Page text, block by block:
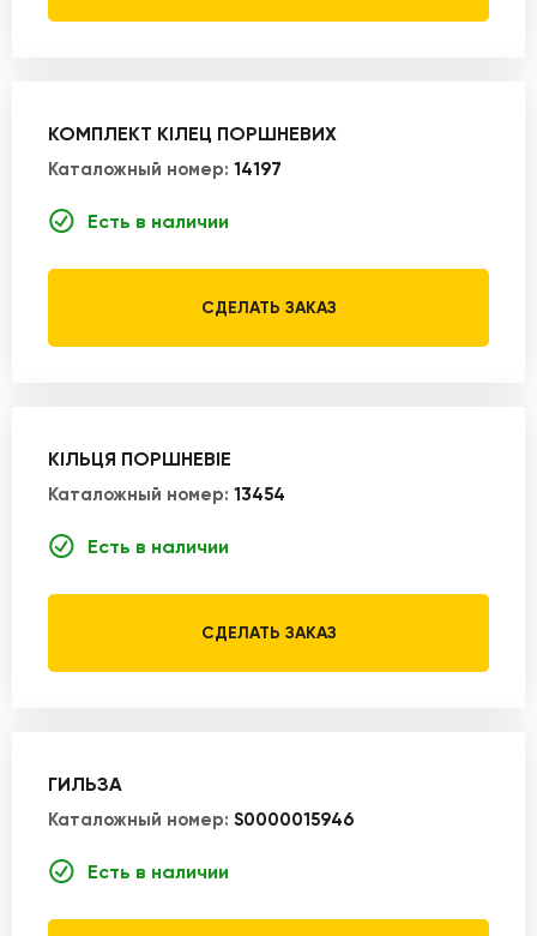
КОМПЛЕКТ КІЛЕЦ ПОРШНЕВИХ
Каталожный номер: 14197
Есть в наличии
СДЕЛАТЬ ЗАКАЗ
КІЛЬЦЯ ПОРШНЕВІЕ
Каталожный номер: 13454
Есть в наличии
СДЕЛАТЬ ЗАКАЗ
ГИЛЬЗА
Каталожный номер: S0000015946
Есть в наличии